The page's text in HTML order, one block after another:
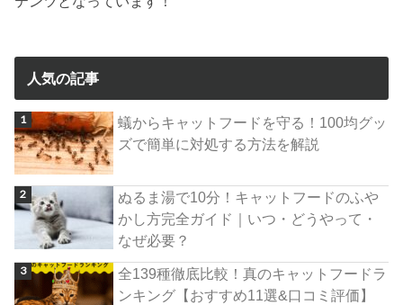
人気の記事
蟻からキャットフードを守る！100均グッ
ズで簡単に対処する方法を解説
ぬるま湯で10分！キャットフードのふや
かし方完全ガイド｜いつ・どうやって・
なぜ必要？
全139種徹底比較！真のキャットフードラ
ンキング【おすすめ11選&口コミ評価】